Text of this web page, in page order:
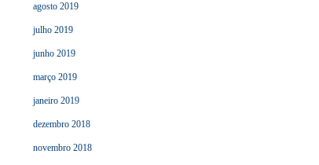
agosto 2019
julho 2019
junho 2019
março 2019
janeiro 2019
dezembro 2018
novembro 2018